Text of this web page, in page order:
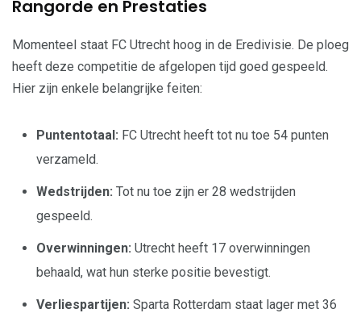
Rangorde en Prestaties
Momenteel staat FC Utrecht hoog in de Eredivisie. De ploeg
heeft deze competitie de afgelopen tijd goed gespeeld.
Hier zijn enkele belangrijke feiten:
Puntentotaal: FC Utrecht heeft tot nu toe 54 punten
verzameld.
Wedstrijden: Tot nu toe zijn er 28 wedstrijden
gespeeld.
Overwinningen: Utrecht heeft 17 overwinningen
behaald, wat hun sterke positie bevestigt.
Verliespartijen: Sparta Rotterdam staat lager met 36